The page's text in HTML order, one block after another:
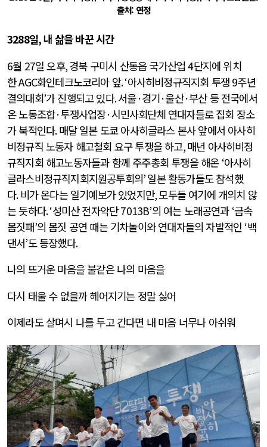
출처: 연정
3288일,내 삶을 바꾼 시간
6월 27일 오후,경북 구미시 산동읍 국가산업4단지에 위치
한AGC화인테크노코리아 앞. ‘아사히비정규직지회 투쟁 9주년
결의대회’가 진행되고 있다.서울·경기·울산·부산 등 전국에서
온 노동조합·투쟁사업장·시민사회단체 연대자들로 집회 장소
가 북적인다.매달 일본 도쿄 아사히글라스 본사 앞에서 아사히
비정규직 노동자 해고철회 요구 투쟁을 하고,매년 아사히비정
규직지회 해고노동자들과 함께 주주총회 투쟁을 해온 ‘아사히
글라스비정규직지회지원공투회의’일본 활동가들도 참석했
다.비가 온다는 일기예보가 있었지만,모두들 여기에 개의치 않
는 듯하다. ‘성미산 전자악단7013B’의 여는 노래공연과 ‘금속
몸짓패’의 몸짓 공연 때는 기차놀이와 연대자들의 자발적인 ‘백
댄서’도 등장했다.
나의 뜨거운 마음을 불같은 나의 마음을
다시 태울 수 없을까 헤어지기는 정말 싫어
이제라도 살며시 나를 두고 간다면 내 마음 너무나 아쉬워